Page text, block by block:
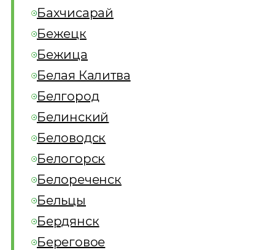
Бахчисарай
Бежецк
Бежица
Белая Калитва
Белгород
Белинский
Беловодск
Белогорск
Белореченск
Бельцы
Бердянск
Береговое